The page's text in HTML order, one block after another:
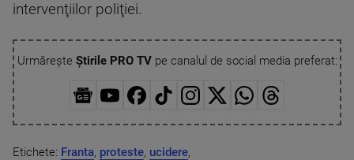
intervenţiilor poliţiei.
Urmărește Știrile PRO TVpe canalul de social media preferat:
Etichete: Franta, proteste, ucidere,